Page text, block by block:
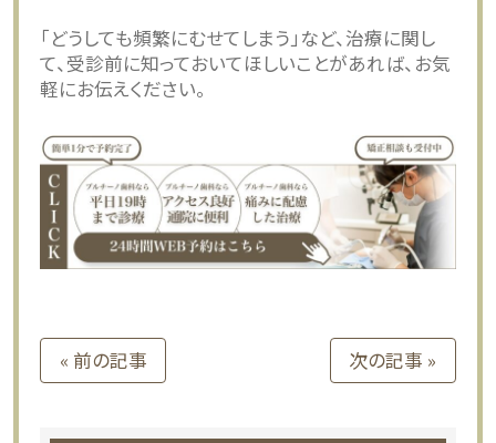
「どうしても頻繁にむせてしまう」など、治療に関し
て、受診前に知っておいてほしいことがあれば、お気
軽にお伝えください。
« 前の記事 次の記事 »